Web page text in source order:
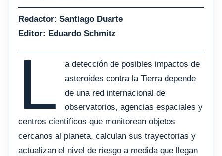
Redactor: Santiago Duarte
Editor: Eduardo Schmitz
L
a detección de posibles impactos de
asteroides contra la Tierra depende
de una red internacional de
observatorios, agencias espaciales y
centros científicos que monitorean objetos
cercanos al planeta, calculan sus trayectorias y
actualizan el nivel de riesgo a medida que llegan